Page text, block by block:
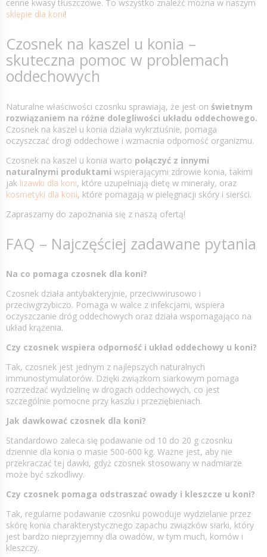
cenne kwasy tłuszczowe. To wszystko znaleźć można w naszym
sklepie dla koni!
Czosnek na kaszel u konia –
skuteczna pomoc w problemach
oddechowych
Naturalne właściwości czosnku sprawiają, że jest on świetnym
rozwiązaniem na różne dolegliwości układu oddechowego.
Czosnek na kaszel u konia działa wykrztuśnie, pomaga
oczyszczać drogi oddechowe i wzmacnia odporność organizmu.
Czosnek na kaszel u konia warto połączyć z innymi
naturalnymi produktami wspierającymi zdrowie konia, takimi
jak lizawki dla koni, które uzupełniają dietę w minerały, oraz
kosmetyki dla koni, które pomagają w pielęgnacji skóry i sierści.
Zapraszamy do zapoznania się z naszą ofertą!
FAQ – Najczęściej zadawane pytania
Na co pomaga czosnek dla koni?
Czosnek działa antybakteryjnie, przeciwwirusowo i
przeciwgrzybiczo. Pomaga w walce z infekcjami, wspiera
oczyszczanie dróg oddechowych oraz działa wspomagająco na
układ krążenia.
Czy czosnek wspiera odporność i układ oddechowy u koni?
Tak, czosnek jest jednym z najlepszych naturalnych
immunostymulatorów. Dzięki związkom siarkowym pomaga
rozrzedzać wydzielinę w drogach oddechowych, co jest
szczególnie pomocne przy kaszlu i przeziębieniach.
Jak dawkować czosnek dla koni?
Standardowo zaleca się podawanie od 10 do 20 g czosnku
dziennie dla konia o masie 500-600 kg. Ważne jest, aby nie
przekraczać tej dawki, gdyż czosnek stosowany w nadmiarze
może być szkodliwy.
Czy czosnek pomaga odstraszać owady i kleszcze u koni?
Tak, regularne podawanie czosnku powoduje wydzielanie przez
skórę konia charakterystycznego zapachu związków siarki, który
jest bardzo nieprzyjemny dla owadów, w tym much, komów i
kleszczy.